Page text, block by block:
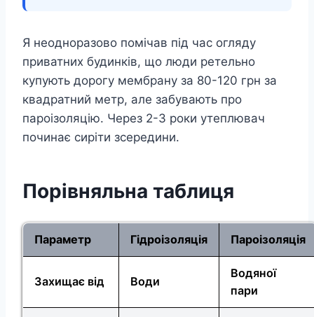
Я неодноразово помічав під час огляду
приватних будинків, що люди ретельно
купують дорогу мембрану за 80-120 грн за
квадратний метр, але забувають про
пароізоляцію. Через 2-3 роки утеплювач
починає сиріти зсередини.
Порівняльна таблиця
Параметр Гідроізоляція Пароізоляція
Захищає від Води
Водяної
пари